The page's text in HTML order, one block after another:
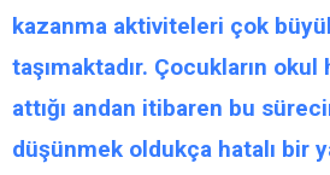
kazanma aktiviteleri çok
taşımaktadır. Çocukların okul
attığı andan itibaren bu
düşünmek oldukça hatalı bir